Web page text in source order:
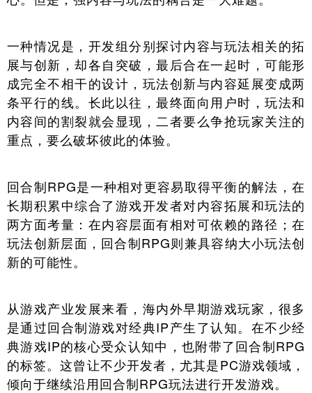
一种情况是，开发组分别探讨内容与玩法相关的拓
展与创新，却各自突破，最后合在一起时，可能形
成完全不相干的设计，玩法创新与内容延展变成两
条平行的线。长此以往，最终面向用户时，玩法和
内容间的割裂就会显现，二者要么争抢玩家关注的
重点，要么破坏彼此的体验。
回合制RPG是一种相对更容易取得平衡的解法，在
长期积累中综合了游戏开发者对内容拓展和玩法的
两方面考量：在内容层面有相对可依赖的路径；在
玩法创新层面，回合制RPG则兼具容纳大小玩法创
新的可能性。
从游戏产业发展来看，海内外早期游戏玩家，很多
是通过回合制游戏对经典IP产生了认知。在不少经
典游戏IP的核心受众认知中，也附带了回合制RPG
的标签。这曾让不少开发者，尤其是PC游戏领域，
倾向于继续沿用回合制RPG玩法进行开发游戏。